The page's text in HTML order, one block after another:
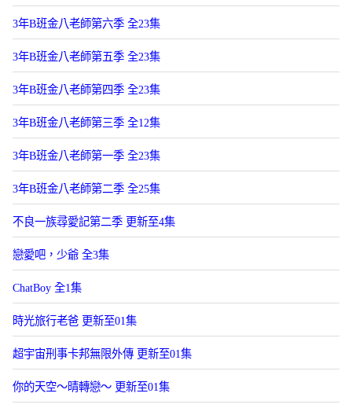
3年B班金八老師第六季 全23集
3年B班金八老師第五季 全23集
3年B班金八老師第四季 全23集
3年B班金八老師第三季 全12集
3年B班金八老師第一季 全23集
3年B班金八老師第二季 全25集
不良一族尋愛記第二季 更新至4集
戀愛吧，少爺 全3集
ChatBoy 全1集
時光旅行老爸 更新至01集
超宇宙刑事卡邦無限外傳 更新至01集
你的天空～晴轉戀～ 更新至01集